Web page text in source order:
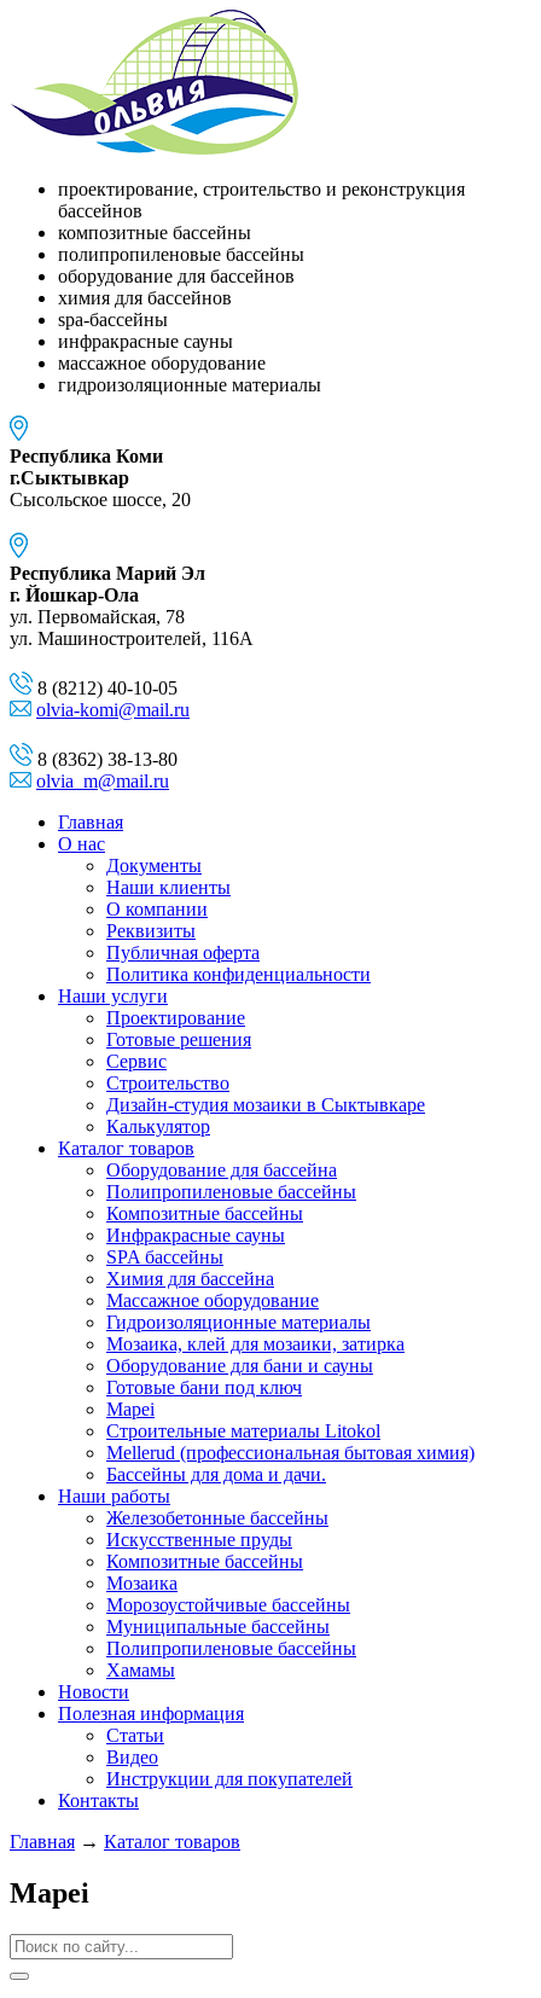
проектирование, строительство и реконструкция
бассейнов
композитные бассейны
полипропиленовые бассейны
оборудование для бассейнов
химия для бассейнов
spa-бассейны
инфракрасные сауны
массажное оборудование
гидроизоляционные материалы
Республика Коми
г.Сыктывкар
Сысольское шоссе, 20
Республика Марий Эл
г. Йошкар-Ола
ул. Первомайская, 78
ул. Машиностроителей, 116A
8 (8212) 40-10-05
olvia-komi@mail.ru
8 (8362) 38-13-80
olvia_m@mail.ru
Главная
О нас
Документы
Наши клиенты
О компании
Реквизиты
Публичная оферта
Политика конфиденциальности
Наши услуги
Проектирование
Готовые решения
Сервис
Строительство
Дизайн-студия мозаики в Сыктывкаре
Калькулятор
Каталог товаров
Оборудование для бассейна
Полипропиленовые бассейны
Композитные бассейны
Инфракрасные сауны
SPA бассейны
Химия для бассейна
Массажное оборудование
Гидроизоляционные материалы
Мозаика, клей для мозаики, затирка
Оборудование для бани и сауны
Готовые бани под ключ
Mapei
Строительные материалы Litokol
Mellerud (профессиональная бытовая химия)
Бассейны для дома и дачи.
Наши работы
Железобетонные бассейны
Искусственные пруды
Композитные бассейны
Мозаика
Морозоустойчивые бассейны
Муниципальные бассейны
Полипропиленовые бассейны
Хамамы
Новости
Полезная информация
Статьи
Видео
Инструкции для покупателей
Контакты
Главная → Каталог товаров
Mapei